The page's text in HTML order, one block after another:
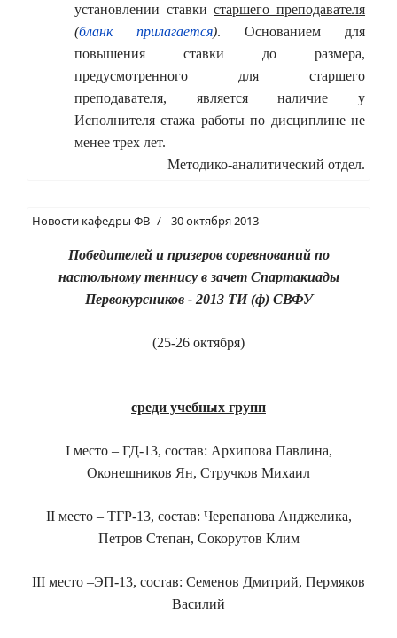
установлении ставкистаршего преподавателя
(бланк прилагается). Основанием для
повышения ставки до размера,
предусмотренного для старшего
преподавателя, является наличие у
Исполнителя стажа работы по дисциплине не
менее трех лет.
Методико-аналитический отдел.
Новости кафедры ФВ 30 октября 2013
Победителей и призеров соревнований по
настольному теннису в зачет Спартакиады
Первокурсников - 2013 ТИ (ф) СВФУ
(25-26 октября)
среди учебных групп
I место – ГД-13, состав: Архипова Павлина,
Оконешников Ян, Стручков Михаил
II место – ТГР-13, состав: Черепанова Анджелика,
Петров Степан, Сокорутов Клим
III место –ЭП-13, состав: Семенов Дмитрий, Пермяков
Василий